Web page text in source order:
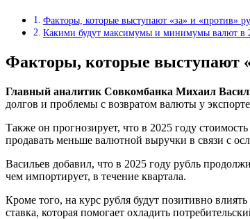
Факторы, которые выступают «за» и «против»
Какими будут максимумы и минимумы валют в
Факторы, которые выступают
Главный аналитик Совкомбанка Михаил
долгов и проблемы с возвратом валюты у
Также он прогнозирует, что в 2025 году
продавать меньше валютной выручки в связи с
Васильев добавил, что в 2025 году рубль
чем импортирует, в течение квартала.
Кроме того, на курс рубля будут позитивно
ставка, которая помогает охладить